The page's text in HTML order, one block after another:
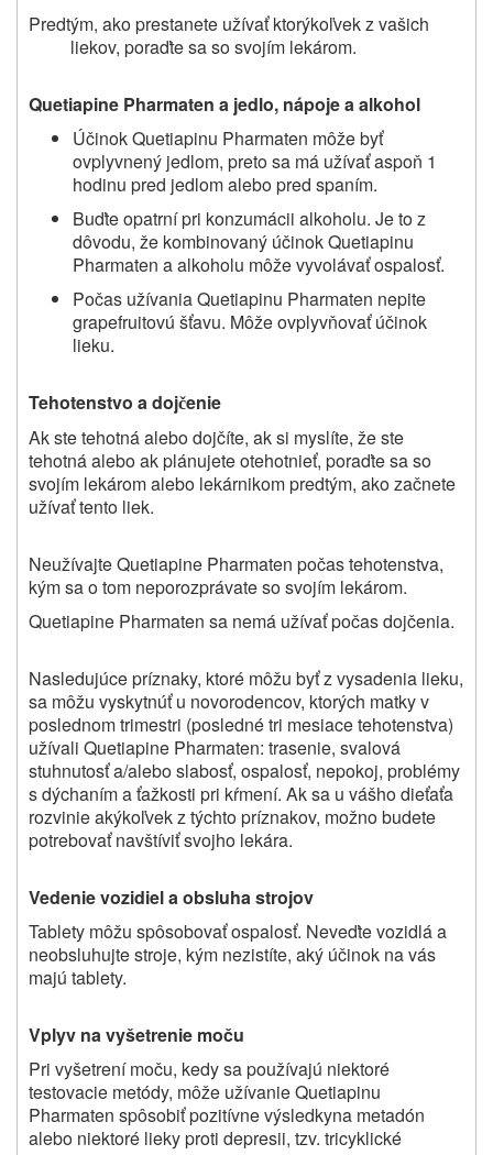
Predtým, ako prestanete užívať ktorýkoľvek z vašich
liekov, poraďte sa so svojím lekárom.
Quetiapine Pharmaten a jedlo, nápoje a alkohol
Účinok Quetiapinu Pharmaten môže byť
ovplyvnený jedlom, preto sa má užívať aspoň 1
hodinu pred jedlom alebo pred spaním.
Buďte opatrní pri konzumácii alkoholu. Je to z
dôvodu, že kombinovaný účinok Quetiapinu
Pharmaten a alkoholu môže vyvolávať ospalosť.
Počas užívania Quetiapinu Pharmaten nepite
grapefruitovú šťavu. Môže ovplyvňovať účinok
lieku.
Tehotenstvo a dojčenie
Ak ste tehotná alebo dojčíte, ak si myslíte, že ste
tehotná alebo ak plánujete otehotnieť, poraďte sa so
svojím lekárom alebo lekárnikom predtým, ako začnete
užívať tento liek.
Neužívajte Quetiapine Pharmaten počas tehotenstva,
kým sa o tom neporozprávate so svojím lekárom.
Quetiapine Pharmaten sa nemá užívať počas dojčenia.
Nasledujúce príznaky, ktoré môžu byť z vysadenia lieku,
sa môžu vyskytnúť u novorodencov, ktorých matky v
poslednom trimestri (posledné tri mesiace tehotenstva)
užívali Quetiapine Pharmaten: trasenie, svalová
stuhnutosť a/alebo slabosť, ospalosť, nepokoj, problémy
s dýchaním a ťažkosti pri kŕmení. Ak sa u vášho dieťaťa
rozvinie akýkoľvek z týchto príznakov, možno budete
potrebovať navštíviť svojho lekára.
Vedenie vozidiel a obsluha strojov
Tablety môžu spôsobovať ospalosť. Neveďte vozidlá a
neobsluhujte stroje, kým nezistíte, aký účinok na vás
majú tablety.
Vplyv na vyšetrenie moču
Pri vyšetrení moču, kedy sa používajú niektoré
testovacie metódy, môže užívanieQuetiapinu
Pharmaten spôsobiť pozitívne výsledkyna metadón
alebo niektoré lieky proti depresii, tzv. tricyklické